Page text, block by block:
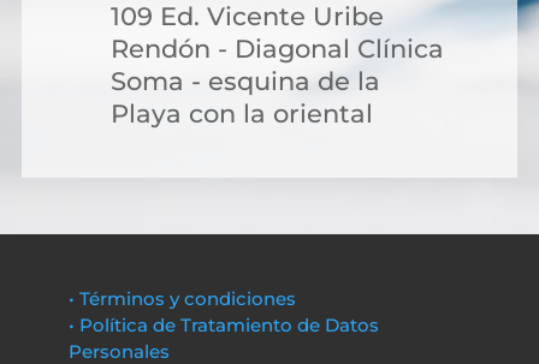
109 Ed. Vicente Uribe
Rendón - Diagonal Clínica
Soma - esquina de la
Playa con la oriental
• Términos y condiciones
• Política de Tratamiento de Datos
Personales